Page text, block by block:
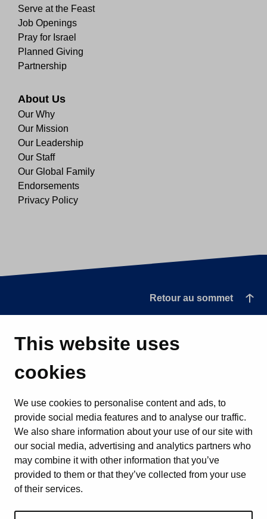
This website uses
cookies
We use cookies to personalise content and ads, to
provide social media features and to analyse our traffic.
We also share information about your use of our site with
our social media, advertising and analytics partners who
may combine it with other information that you’ve
provided to them or that they’ve collected from your use
of their services.
Serve at the Feast
Job Openings
Pray for Israel
Planned Giving
Partnership
About Us
Our Why
Our Mission
Our Leadership
Our Staff
Our Global Family
Endorsements
Privacy Policy
Retour au sommet